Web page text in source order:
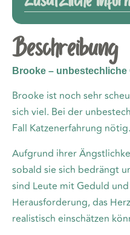
Beschreibung
Brooke – unbestechliche
Brooke ist noch sehr
sich viel. Bei der
Fall Katzenerfahrung nötig.
Aufgrund ihrer
sobald sie sich bedrängt
sind Leute mit Geduld
Herausforderung, das
realistisch einschätzen